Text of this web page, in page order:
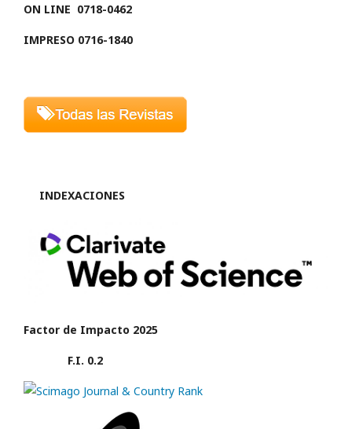
ON LINE 0718-0462
IMPRESO 0716-1840
INDEXACIONES
Factor de Impacto 2025
F.I. 0.2